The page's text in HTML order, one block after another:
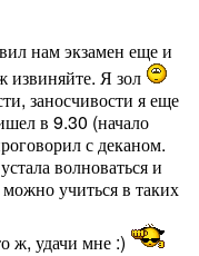
нам экзамен еще и
извиняйте. Я зол
заносчивости я еще
в 9.30 (начало
с деканом.
волноваться и
учиться в таких
ж, удачи мне :)